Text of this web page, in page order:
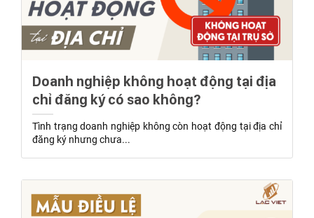
Doanh nghiệp không hoạt động tại địa
chỉ đăng ký có sao không?
Tình trạng doanh nghiệp không còn hoạt động tại địa chỉ
đăng ký nhưng chưa...